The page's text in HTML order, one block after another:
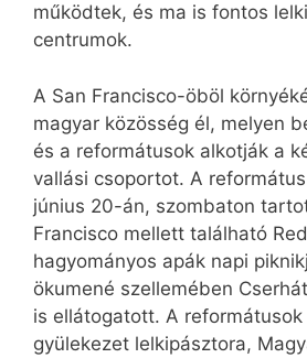
működtek, és ma is fontos
centrumok.
A San Francisco-öböl
magyar közösség él, melyen
és a reformátusok alkotják a
vallási csoportot. A
június 20-án, szombaton
Francisco mellett található
hagyományos apák napi
ökumené szellemében
is ellátogatott. A reformátusok
gyülekezet lelkipásztora,